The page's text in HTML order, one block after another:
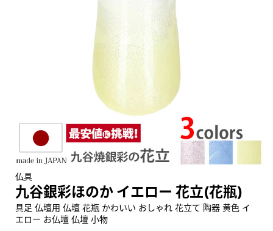
仏具
九谷銀彩ほのか イエロー 花立(花瓶)
具足 仏壇用 仏壇 花瓶 かわいい おしゃれ 花立て 陶器 黄色 イ
エロー お仏壇 仏壇 小物